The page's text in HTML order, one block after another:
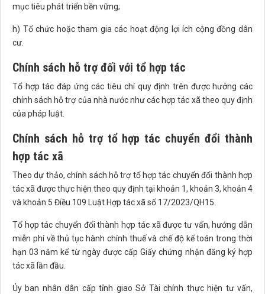
mục tiêu phát triển bền vững;
h) Tổ chức hoặc tham gia các hoạt động lợi ích cộng đồng dân
cư.
Chính sách hỗ trợ đối với tổ hợp tác
Tổ hợp tác đáp ứng các tiêu chí quy định trên được hưởng các
chính sách hỗ trợ của nhà nước như các hợp tác xã theo quy định
của pháp luật.
Chính sách hỗ trợ tổ hợp tác chuyển đổi thành
hợp tác xã
Theo dự thảo, chính sách hỗ trợ tổ hợp tác chuyển đổi thành hợp
tác xã được thực hiện theo quy định tại khoản 1, khoản 3, khoản 4
và khoản 5 Điều 109 Luật Hợp tác xã số 17/2023/QH15.
Tổ hợp tác chuyển đổi thành hợp tác xã được tư vấn, hướng dẫn
miễn phí về thủ tục hành chính thuế và chế độ kế toán trong thời
hạn 03 năm kể từ ngày được cấp Giấy chứng nhận đăng ký hợp
tác xã lần đầu.
Ủy ban nhân dân cấp tỉnh giao Sở Tài chính thực hiện tư vấn,